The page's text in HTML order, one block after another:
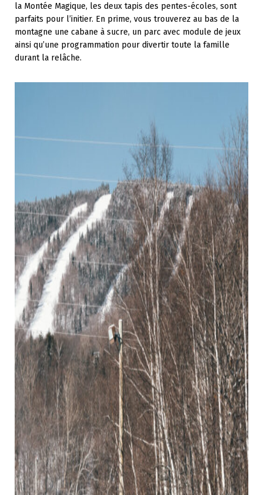
la Montée Magique, les deux tapis des pentes-écoles, sont
parfaits pour l’initier. En prime, vous trouverez au bas de la
montagne une cabane à sucre, un parc avec module de jeux
ainsi qu’une programmation pour divertir toute la famille
durant la relâche.